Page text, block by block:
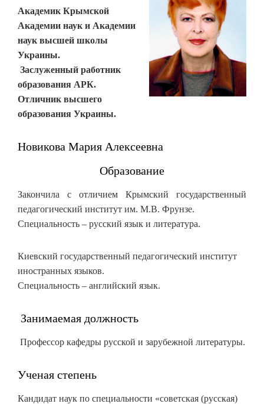
Академик Крымской
Академии наук и Академии
наук высшей школы
Украины.
Заслуженный работник
образования АРК.
Отличник высшего
образования Украины.
Новикова Мария Алексеевна
Образование
Закончила с отличием Крымский государственный
педагогический институт им. М.В. Фрунзе.
Специальность – русский язык и литература.
Киевский государственный педагогический институт
иностранных языков.
Специальность – английский язык.
Занимаемая должность
Профессор кафедры русской и зарубежной литературы.
Ученая степень
Кандидат наук по специальности «советская (русская)